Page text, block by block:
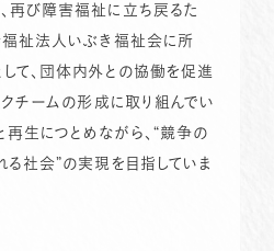
再び障害福祉に立ち戻るた
福祉法人いぶき福祉会に所
て、団体内外との協働を促進
クチームの形成に取り組んでい
再生につとめながら、“競争の
社会”の実現を目指していま